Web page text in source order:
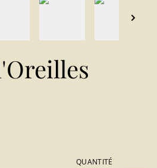
QUANTITÉ